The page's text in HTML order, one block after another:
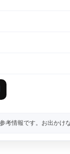
情報です。お出かけ